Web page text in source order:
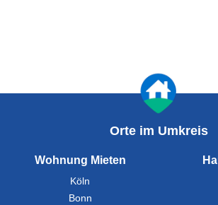
Orte im Umkreis
Wohnung Mieten
Köln
Bonn